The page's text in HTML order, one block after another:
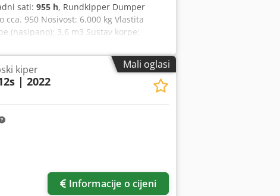
sati: 955 h, Rundkipper Dumper
950 Nosivost: 6.000 kg Vlastita
(nasipano): 3,6 m3 Sustav korpe:
2.018 mm Duljina: 4.489 mm
h Ukupna težina (za cestu): 7.490 kg
osobama u smislu §14 BGB.Mali oglasi
kiper
| 2022
Informacije o cijeni